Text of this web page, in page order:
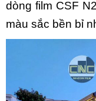
dòng film CSF
màu sắc bền bỉ